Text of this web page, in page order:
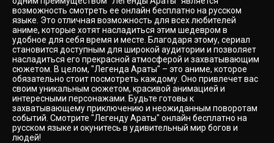
возможность смотреть ее онлайн бесплатно на русском
языке. Это отличная возможность для всех любителей
аниме, которые хотят насладиться этим шедевром в
удобное для себя время и месте. Благодаря этому, сериал
становится доступным для широкой аудитории и позволяет
насладиться его прекрасной атмосферой и захватывающим
сюжетом. В целом, "Легенда Араты" – это аниме, которое
обязательно стоит посмотреть каждому. Оно привлечет вас
своим уникальным сюжетом, красивой анимацией и
интересными персонажами. Будьте готовы к
захватывающему приключению и неожиданным поворотам
событий. Смотрите "Легенду Араты" онлайн бесплатно на
русском языке и окунитесь в удивительный мир богов и
людей!